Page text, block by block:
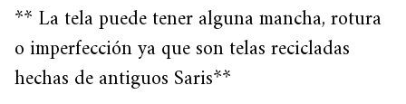
** La tela puede tener alguna mancha, rotura
o imperfección ya que son telas recicladas
hechas de antiguos Saris**